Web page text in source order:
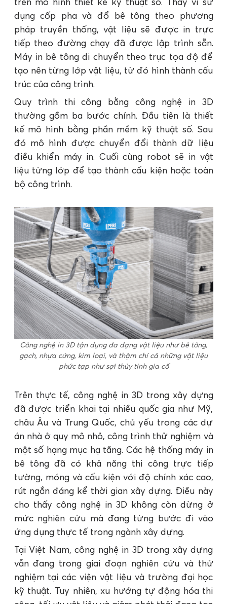
dụng cốp pha và đổ bê tông theo phương
pháp truyền thống, vật liệu sẽ được in trực
tiếp theo đường chạy đã được lập trình sẵn.
Máy in bê tông di chuyển theo trục tọa độ để
tạo nên từng lớp vật liệu, từ đó hình thành cấu
trúc của công trình.
Quy trình thi công bằng công nghệ in 3D
thường gồm ba bước chính. Đầu tiên là thiết
kế mô hình bằng phần mềm kỹ thuật số. Sau
đó mô hình được chuyển đổi thành dữ liệu
điều khiển máy in. Cuối cùng robot sẽ in vật
liệu từng lớp để tạo thành cấu kiện hoặc toàn
bộ công trình.
Công nghệ in 3D tận dụng đa dạng vật liệu như bê tông,
gạch, nhựa cứng, kim loại, và thậm chí cả những vật liệu
phức tạp như sợi thủy tinh gia cố
Trên thực tế, công nghệ in 3D trong xây dựng
đã được triển khai tại nhiều quốc gia như Mỹ,
châu Âu và Trung Quốc, chủ yếu trong các dự
án nhà ở quy mô nhỏ, công trình thử nghiệm và
một số hạng mục hạ tầng. Các hệ thống máy in
bê tông đã có khả năng thi công trực tiếp
tường, móng và cấu kiện với độ chính xác cao,
rút ngắn đáng kể thời gian xây dựng. Điều này
cho thấy công nghệ in 3D không còn dừng ở
mức nghiên cứu mà đang từng bước đi vào
ứng dụng thực tế trong ngành xây dựng.
Tại Việt Nam, công nghệ in 3D trong xây dựng
vẫn đang trong giai đoạn nghiên cứu và thử
nghiệm tại các viện vật liệu và trường đại học
kỹ thuật. Tuy nhiên, xu hướng tự động hóa thi